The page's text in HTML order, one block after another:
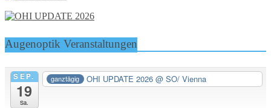
Augenoptik Veranstaltungen
SEP.
19
Sa.
ganztägig OHI UPDATE 2026@ SO/ Vienna